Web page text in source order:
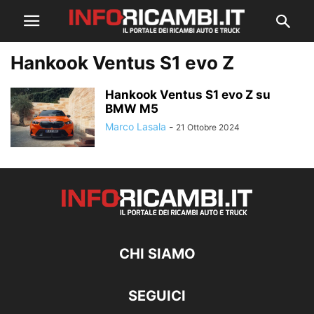
Hankook Ventus S1 evo Z
Hankook Ventus S1 evo Z su
BMW M5
Marco Lasala - 21 Ottobre 2024
CHI SIAMO
SEGUICI